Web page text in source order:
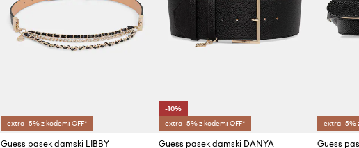
extra -5% z kodem: OFF*
Guess pasek damski LIBBY
-10%
extra -5% z kodem: OFF*
Guess pasek damski DANYA
extra -5%
Guess